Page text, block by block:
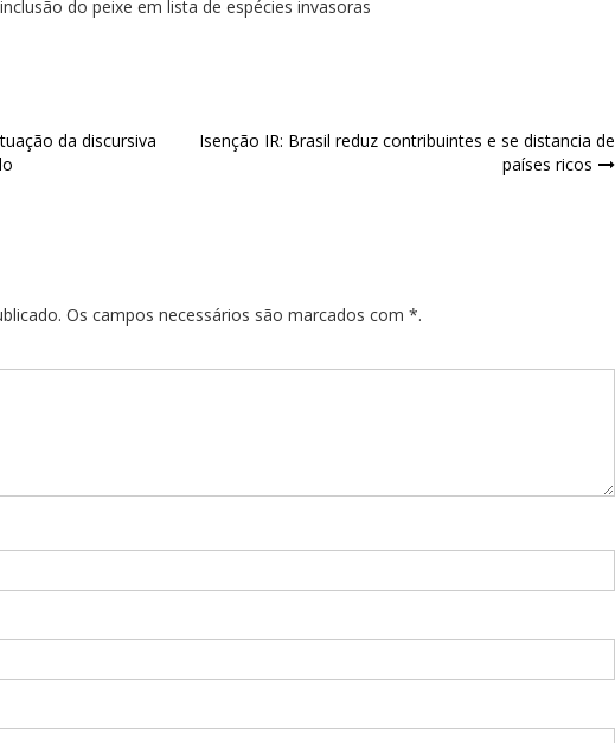
do peixe em lista de espécies invasoras
da discursiva
Isenção IR: Brasil reduz contribuintes e se distancia de
países ricos
Os campos necessários são marcados com *.